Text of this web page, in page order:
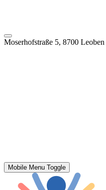
Moserhofstraße 5, 8700 Leoben
Mobile Menu Toggle